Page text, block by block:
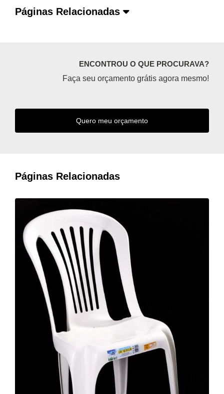
Páginas Relacionadas
ENCONTROU O QUE PROCURAVA?
Faça seu orçamento grátis agora mesmo!
Quero meu orçamento
Páginas Relacionadas